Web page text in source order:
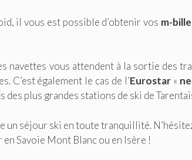
il vous est possible d’obtenir vos m-
navettes vous attendent à la sortie des
C’est également le cas de l’Eurostar«
des plus grandes stations de ski de
un séjour ski en toute tranquillité.
Savoie Mont Blanc ou en Isère !